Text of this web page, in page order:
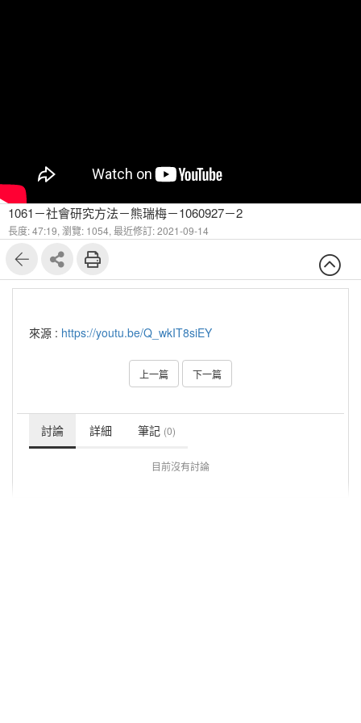
1061－社會研究方法－熊瑞梅－1060927－2
長度: 47:19, 瀏覽: 1054, 最近修訂: 2021-09-14
來源 : https://youtu.be/Q_wkIT8siEY
上一篇 下一篇
討論 詳細 筆記 (0)
目前沒有討論